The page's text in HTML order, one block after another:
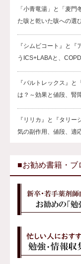
「小青竜湯」と「麦
た咳と乾いた咳への選
『シムビコート』と
うICS+LABAと、
『バルトレックス』
は？～効果と値段、腎
『リリカ』と『タリ
気の副作用、値段、適
■お勧め書籍・ブ